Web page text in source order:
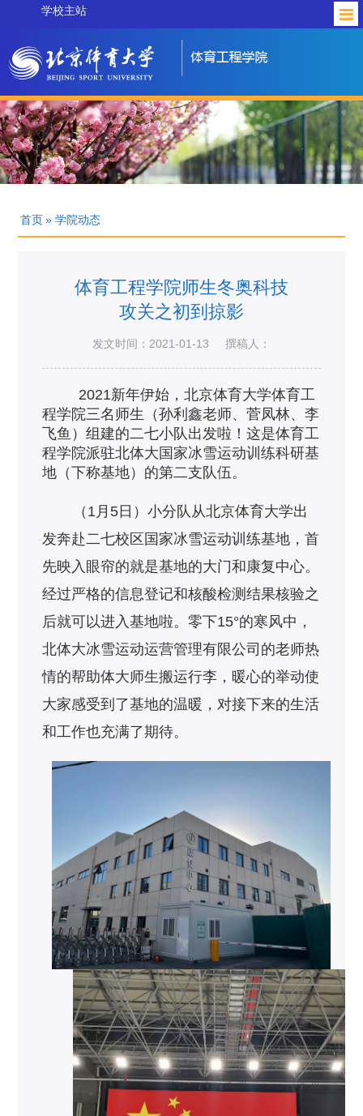
学校主站
首页 » 学院动态
体育工程学院师生冬奥科技
攻关之初到掠影
发文时间：2021-01-13 撰稿人：
2021新年伊始，北京体育大学体育工
程学院三名师生（孙利鑫老师、菅凤林、李
飞鱼）组建的二七小队出发啦！这是体育工
程学院派驻北体大国家冰雪运动训练科研基
地（下称基地）的第二支队伍。
（1月5日）小分队从北京体育大学出
发奔赴二七校区国家冰雪运动训练基地，首
先映入眼帘的就是基地的大门和康复中心。
经过严格的信息登记和核酸检测结果核验之
后就可以进入基地啦。零下15°的寒风中，
北体大冰雪运动运营管理有限公司的老师热
情的帮助体大师生搬运行李，暖心的举动使
大家感受到了基地的温暖，对接下来的生活
和工作也充满了期待。